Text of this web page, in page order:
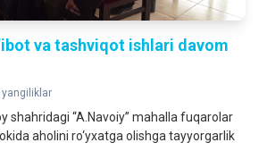
va tashviqot ishlari davom
yangiliklar
shahridagi “A.Navoiy” mahalla fuqarolar
aholini ro‘yxatga olishga tayyorgarlik